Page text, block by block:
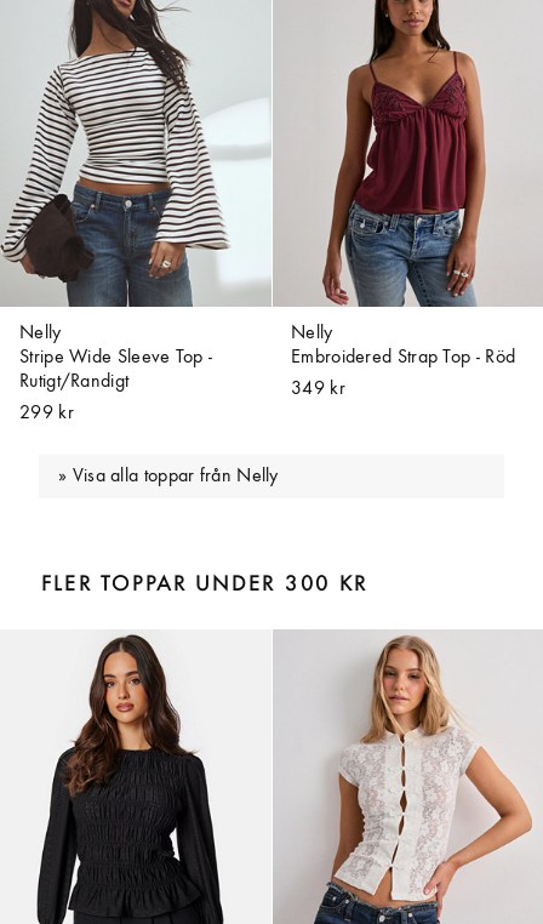
Nelly
Stripe Wide Sleeve Top -
Rutigt/Randigt
299 kr
Nelly
Embroidered Strap Top - Röd
349 kr
Visa alla toppar från Nelly
FLER TOPPAR UNDER 300 KR